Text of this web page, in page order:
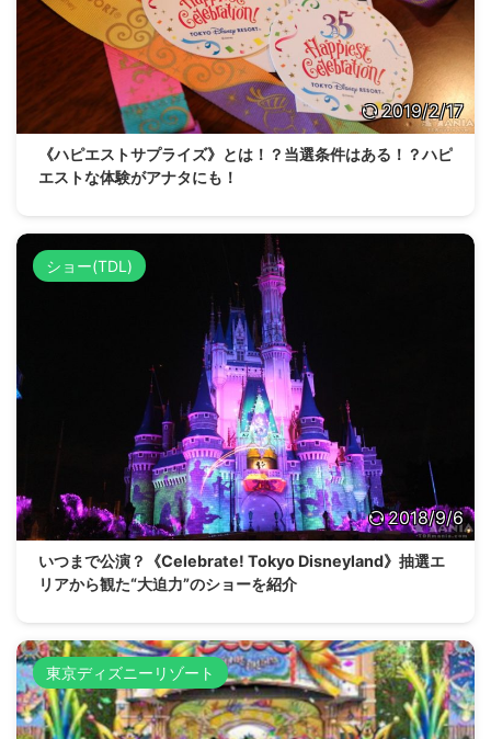
2019/2/17
《ハピエストサプライズ》とは！？当選条件はある！？ハピ
エストな体験がアナタにも！
ショー(TDL)
2018/9/6
いつまで公演？《Celebrate! Tokyo Disneyland》抽選エ
リアから観た“大迫力”のショーを紹介
東京ディズニーリゾート